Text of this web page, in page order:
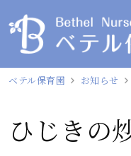
ベテル保育園 お知らせ
ひじきの